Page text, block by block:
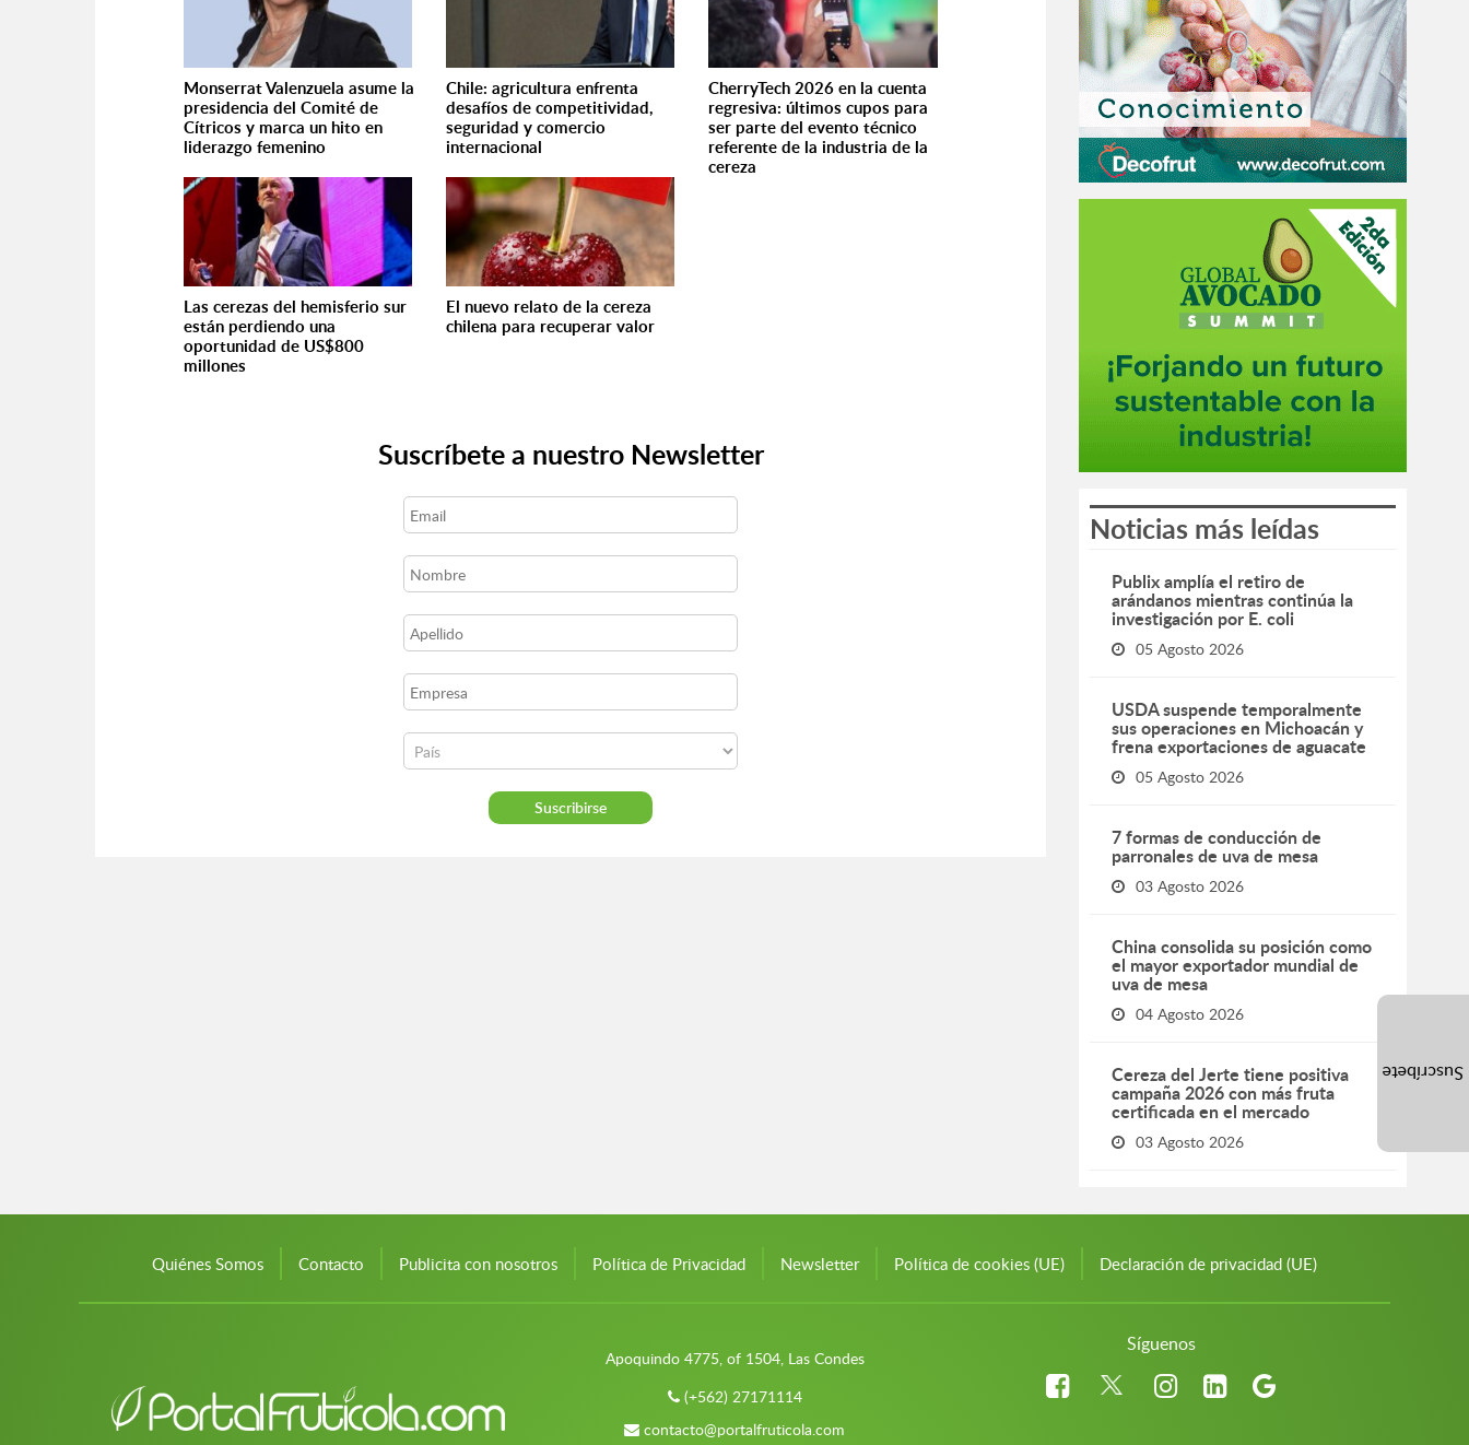
Monserrat Valenzuela asume la
presidencia del Comité de
Cítricos y marca un hito en
liderazgo femenino
Chile: agricultura enfrenta
desafíos de competitividad,
seguridad y comercio
internacional
CherryTech 2026 en la cuenta
regresiva: últimos cupos para
ser parte del evento técnico
referente de la industria de la
cereza
Las cerezas del hemisferio sur
están perdiendo una
oportunidad de US$800
millones
El nuevo relato de la cereza
chilena para recuperar valor
Suscríbete a nuestro Newsletter
Noticias más leídas
Publix amplía el retiro de
arándanos mientras continúa la
investigación por E. coli
05 Agosto 2026
USDA suspende temporalmente
sus operaciones en Michoacán y
frena exportaciones de aguacate
05 Agosto 2026
7 formas de conducción de
parronales de uva de mesa
03 Agosto 2026
China consolida su posición como
el mayor exportador mundial de
uva de mesa
04 Agosto 2026
Cereza del Jerte tiene positiva
campaña 2026 con más fruta
certificada en el mercado
03 Agosto 2026
Quiénes Somos Contacto Publicita con nosotros Política de Privacidad Newsletter Política de cookies (UE) Declaración de privacidad (UE)
Apoquindo 4775, of 1504, Las Condes
(+562) 27171114
contacto@portalfruticola.com
Síguenos
Suscríbete